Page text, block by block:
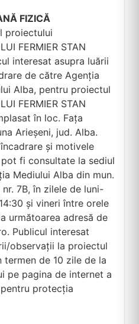
FIZICĂ
proiectului
FERMIER STAN
interesat asupra luării
de către Agenția
Alba, pentru proiectul
FERMIER STAN
în loc. Fața
Arieșeni, jud. Alba.
și motivele
fi consultate la sediul
Mediului Alba din mun.
7B, în zilele de luni-
și vineri între orele
următoarea adresă de
Publicul interesat
observații la proiectul
de 10 zile de la
pe pagina de internet a
protecția